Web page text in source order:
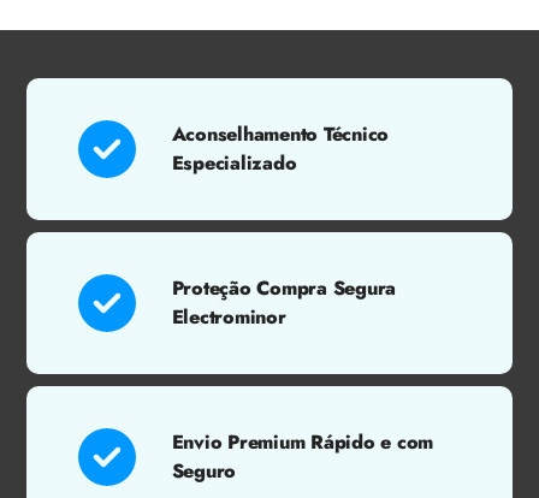
Aconselhamento Técnico
Especializado
Proteção Compra Segura
Electrominor
Envio Premium Rápido e com
Seguro